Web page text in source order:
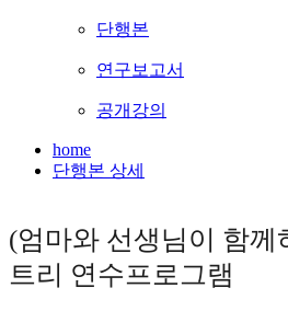
단행본
연구보고서
공개강의
home
단행본 상세
(엄마와 선생님이 함께
트리 연수프로그램